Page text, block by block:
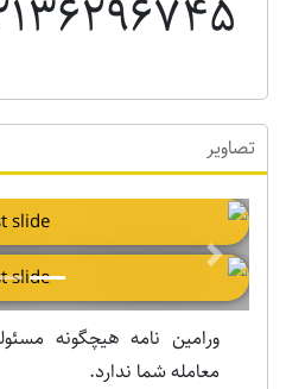
تصاویر
Next
ورامین نامه هیچگونه
معامله شما ندارد.